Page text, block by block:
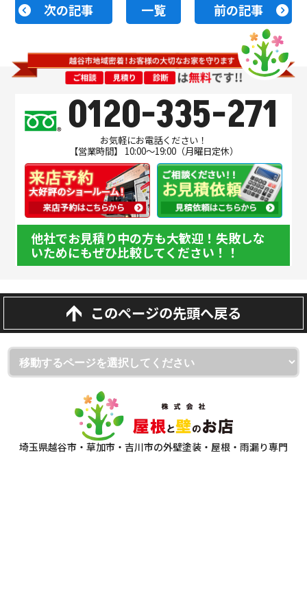
次の記事 一覧 前の記事
0120-335-271
お気軽にお電話ください！
【営業時間】 10:00～19:00（月曜日定休）
他社でお見積り中の方も大歓迎！失敗しな
いためにもぜひ比較してください！！
このページの先頭へ戻る
埼玉県越谷市・草加市・吉川市の外壁塗装・屋根・雨漏り専門